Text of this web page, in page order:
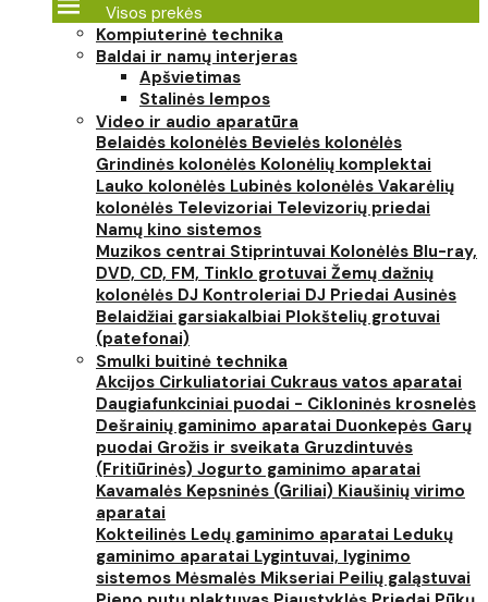
Visos prekės
Kompiuterinė technika
Baldai ir namų interjeras
Apšvietimas
Stalinės lempos
Video ir audio aparatūra
Belaidės kolonėlės Bevielės kolonėlės
Grindinės kolonėlės Kolonėlių komplektai
Lauko kolonėlės Lubinės kolonėlės Vakarėlių
kolonėlės Televizoriai Televizorių priedai
Namų kino sistemos
Muzikos centrai Stiprintuvai Kolonėlės Blu-ray,
DVD, CD, FM, Tinklo grotuvai Žemų dažnių
kolonėlės DJ Kontroleriai DJ Priedai Ausinės
Belaidžiai garsiakalbiai Plokštelių grotuvai
(patefonai)
Smulki buitinė technika
Akcijos Cirkuliatoriai Cukraus vatos aparatai
Daugiafunkciniai puodai - Cikloninės krosnelės
Dešrainių gaminimo aparatai Duonkepės Garų
puodai Grožis ir sveikata Gruzdintuvės
(Fritiūrinės) Jogurto gaminimo aparatai
Kavamalės Kepsninės (Griliai) Kiaušinių virimo
aparatai
Kokteilinės Ledų gaminimo aparatai Ledukų
gaminimo aparatai Lygintuvai, lyginimo
sistemos Mėsmalės Mikseriai Peilių galąstuvai